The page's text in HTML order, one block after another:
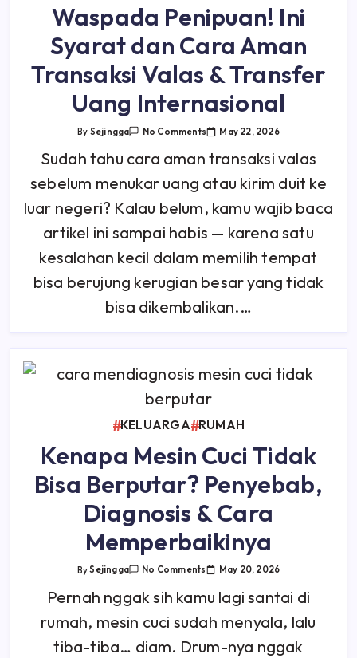
Waspada Penipuan! Ini
Syarat dan Cara Aman
Transaksi Valas & Transfer
Uang Internasional
By Sejingga No CommentsOn
Penipuan!
Ini
Dan
Cara
Aman
Transaksi
&
Uang
Internasional
May 22, 2026
Sudah tahu cara aman transaksi valas
sebelum menukar uang atau kirim duit ke
luar negeri? Kalau belum, kamu wajib baca
artikel ini sampai habis — karena satu
kesalahan kecil dalam memilih tempat
bisa berujung kerugian besar yang tidak
bisa dikembalikan.…
KELUARGA RUMAH
Kenapa Mesin Cuci Tidak
Bisa Berputar? Penyebab,
Diagnosis & Cara
Memperbaikinya
BySejingga No CommentsOn
Cuci
Bisa
Berputar?
Diagnosis
May 20, 2026
Pernah nggak sih kamu lagi santai di
rumah, mesin cuci sudah menyala, lalu
tiba-tiba… diam. Drum-nya nggak